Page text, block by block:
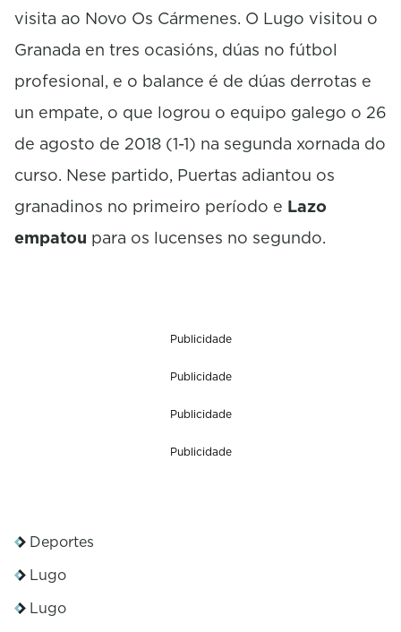
visita ao Novo Os Cármenes. O Lugo visitou o
Granada en tres ocasións, dúas no fútbol
profesional, e o balance é de dúas derrotas e
un empate, o que logrou o equipo galego o 26
de agosto de 2018 (1-1) na segunda xornada do
curso. Nese partido, Puertas adiantou os
granadinos no primeiro período e Lazo
empatou para os lucenses no segundo.
Publicidade
Publicidade
Publicidade
Publicidade
Deportes
Lugo
Lugo